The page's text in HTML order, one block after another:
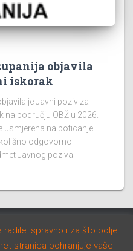
objavila
iskorak
je Javni poziv za
području OBŽ u 2026.
usmjerena na poticanje
odgovorno
Javnog poziva
STUDIJE I PROGRAMI
radile ispravno i za što bolje
stranica pohranjuje vaše